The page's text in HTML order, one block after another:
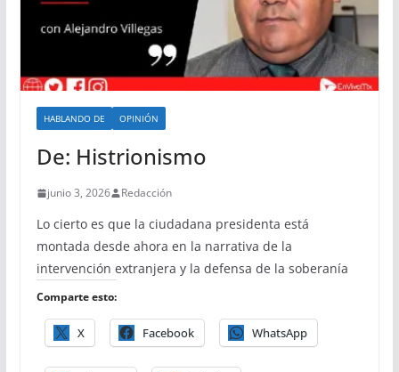
HABLANDO DE OPINIÓN
De: Histrionismo
junio 3, 2026 Redacción
Lo cierto es que la ciudadana presidenta está
montada desde ahora en la narrativa de la
intervención extranjera y la defensa de la soberanía
Comparte esto:
X Facebook WhatsApp